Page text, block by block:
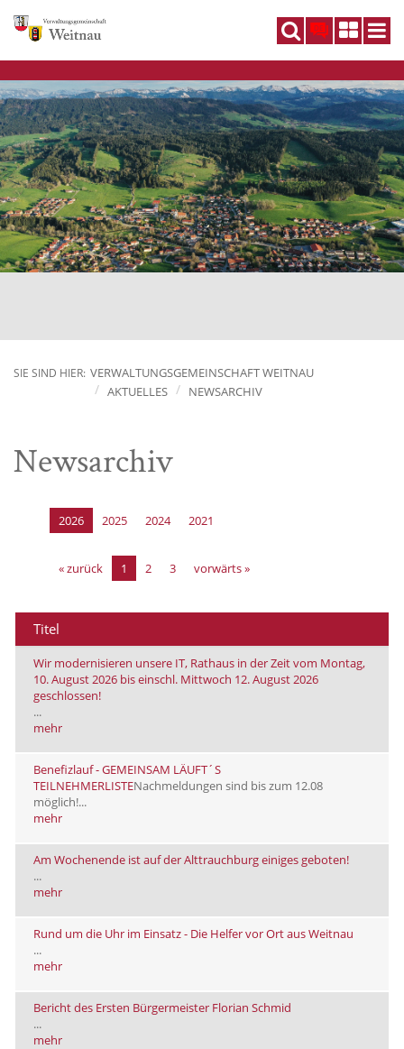
DE
SIE SIND HIER: VERWALTUNGSGEMEINSCHAFT WEITNAU
AKTUELLES
NEWSARCHIV
Newsarchiv
2026 2025 2024 2021
« zurück 1 2 3 vorwärts »
Titel
Wir modernisieren unsere IT, Rathaus in der Zeit vom Montag,
10. August 2026 bis einschl. Mittwoch 12. August 2026
geschlossen!
...
mehr
Benefizlauf - GEMEINSAM LÄUFT´S
TEILNEHMERLISTENachmeldungen sind bis zum 12.08
möglich!...
mehr
Am Wochenende ist auf der Alttrauchburg einiges geboten!
...
mehr
Rund um die Uhr im Einsatz - Die Helfer vor Ort aus Weitnau
...
mehr
Bericht des Ersten Bürgermeister Florian Schmid
...
mehr